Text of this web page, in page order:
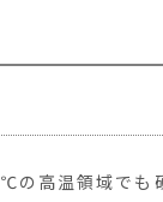
高温領域でも